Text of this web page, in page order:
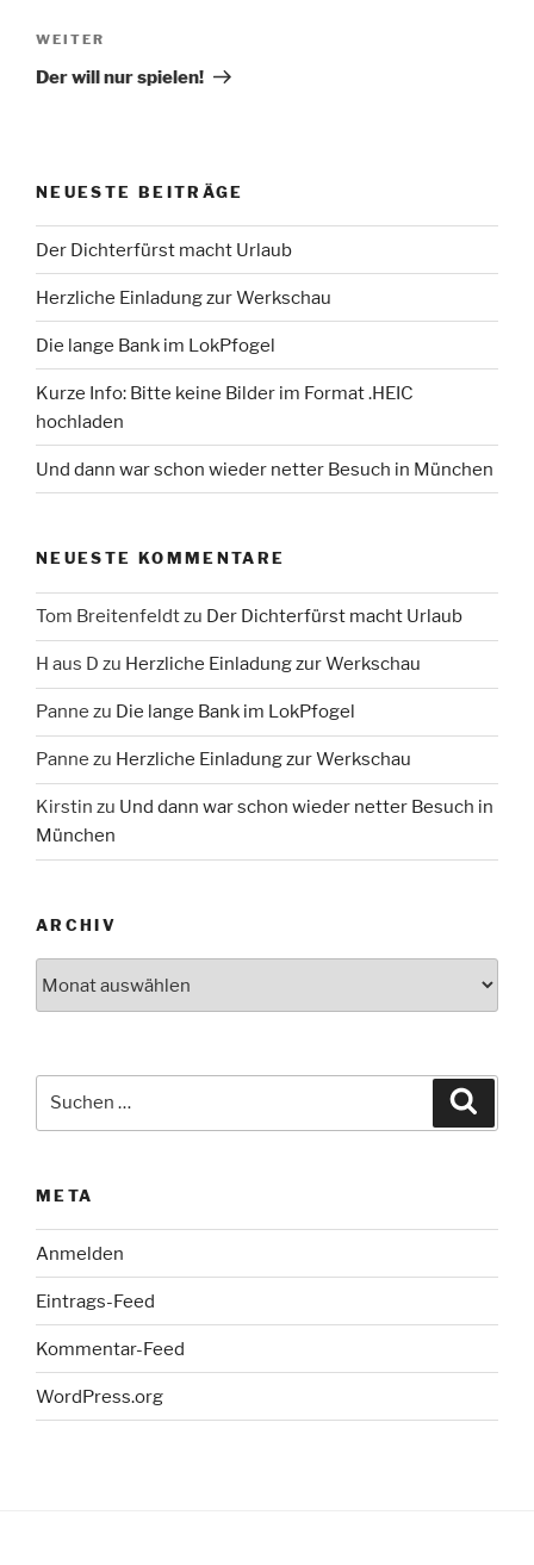
Nächster
Beitrag
WEITER
Der will nur spielen!
NEUESTE BEITRÄGE
Der Dichterfürst macht Urlaub
Herzliche Einladung zur Werkschau
Die lange Bank im LokPfogel
Kurze Info: Bitte keine Bilder im Format .HEIC
hochladen
Und dann war schon wieder netter Besuch in München
NEUESTE KOMMENTARE
Tom Breitenfeldtzu Der Dichterfürst macht Urlaub
H aus D zu Herzliche Einladung zur Werkschau
Panne zu Die lange Bank im LokPfogel
Panne zu Herzliche Einladung zur Werkschau
Kirstin zu Und dann war schon wieder netter Besuch in
München
ARCHIV
META
Anmelden
Eintrags-Feed
Kommentar-Feed
WordPress.org